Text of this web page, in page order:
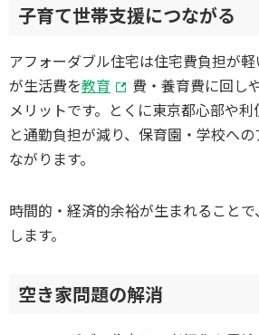
子育て世帯支援につながる
アフォーダブル住宅は住宅費負担が
が生活費を教育
費・養育費に回し
メリットです。とくに東京都心部や
と通勤負担が減り、保育園・学校へ
ながります。
時間的・経済的余裕が生まれること
します。
空き家問題の解消